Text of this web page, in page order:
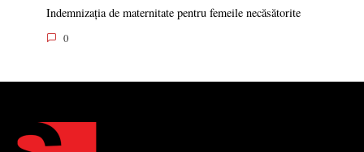
Indemnizația de maternitate pentru femeile necăsătorite
0